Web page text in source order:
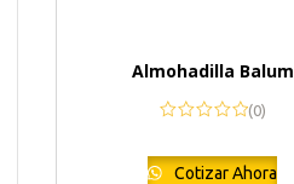
Almohadilla Balum
(0)
Cotizar Ahora